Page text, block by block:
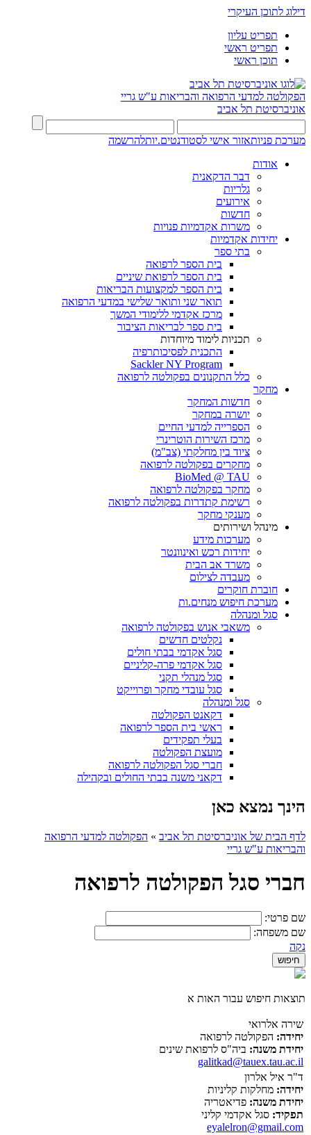
דילוג לתוכן העיקרי
תפריט עליון
תפריט ראשי
תוכן ראשי
הפקולטה למדעי הרפואה והבריאות ע"ש גריי
אוניברסיטת תל אביב
מערכת פניותאזור אישי לסטודנטים.יותלהרשמה
אודות
דבר הדקאנית
גלריות
אירועים
חדשות
משרות אקדמיות פנויות
יחידות אקדמיות
בתי ספר
בית הספר לרפואה
בית הספר לרפואת שיניים
בית הספר למקצועות הבריאות
תואר שני ותואר שלישי במדעי הרפואה
מרכז אקדמי ללימודי המשך
בית ספר לבריאות הציבור
תכניות לימוד מיוחדות
התכנית לפסיכותרפיה
Sackler NY Program
כלל התקנונים בפקולטה לרפואה
מחקר
חדשות המחקר
יושרה במחקר
הספרייה למדעי החיים
מרכז השירות הוטרינרי
ציוד בין מחלקתי (צב"מ)
מחקרים בפקולטה לרפואה
BioMed @ TAU
מחקר בפקולטה לרפואה
רשימת קתדרות בפקולטה לרפואה
מענקי מחקר
מינהל ושירותים
מערכות מידע
יחידות רכש ואינוונטר
משרד אב הבית
מעבדה לצילום
חוברת חוקרים
מערכת חיפוש מנחים.ות
סגל ומנהלה
משאבי אנוש בפקולטה לרפואה
נקלטים חדשים
סגל אקדמי בבתי חולים
סגל אקדמי פרה-קליניים
סגל מנהלי תקני
סגל עובדי מחקר ופרוייקט
סגל ומנהלה
דקאנט הפקולטה
ראשי בית הספר לרפואה
בעלי תפקידים
מועצת הפקולטה
חברי סגל הפקולטה לרפואה
דקאני משנה בבתי החולים ובקהילה
הינך נמצא כאן
לדף הבית של אוניברסיטת תל אביב » הפקולטה למדעי הרפואה
והבריאות ע"ש גריי
חברי סגל הפקולטה לרפואה
שם פרטי:
שם משפחה:
נקה
תוצאות חיפוש עבור האות א
שירה אלרואי
יחידה: הפקולטה לרפואה
יחידת משנה: ביה"ס לרפואת שינים
galitkad@tauex.tau.ac.il
ד"ר איל אלרון
יחידה: מחלקות קליניות
יחידת משנה: פדיאטריה
תפקיד: סגל אקדמי קליני
eyalelron@gmail.com